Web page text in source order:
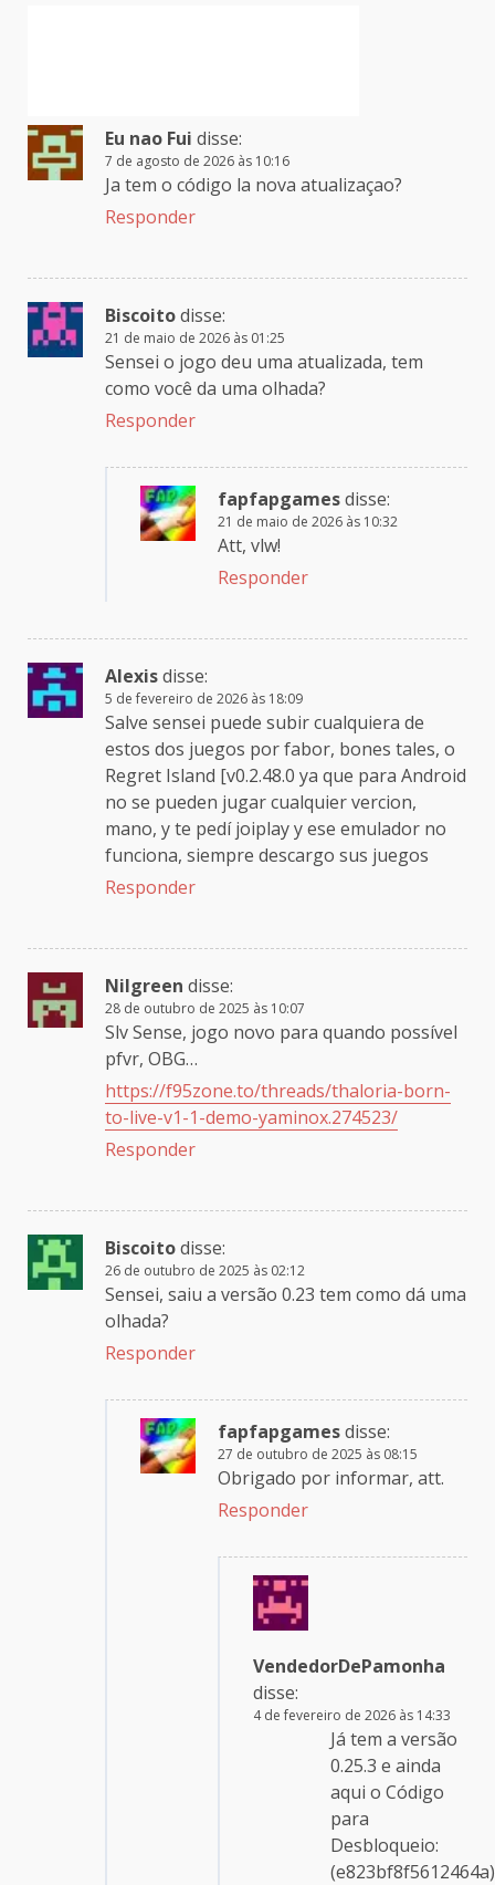
Eu nao Fui disse:
7 de agosto de 2026 às 10:16
Ja tem o código la nova atualizaçao?
Responder
Biscoitodisse:
21 de maio de 2026 às 01:25
Sensei o jogo deu uma atualizada, tem
como você da uma olhada?
Responder
fapfapgamesdisse:
21 de maio de 2026 às 10:32
Att, vlw!
Responder
Alexisdisse:
5 de fevereiro de 2026 às 18:09
Salve sensei puede subir cualquiera de
estos dos juegos por fabor, bones tales, o
Regret Island [v0.2.48.0 ya que para Android
no se pueden jugar cualquier vercion,
mano, y te pedí joiplay y ese emulador no
funciona, siempre descargo sus juegos
Responder
Nilgreen disse:
28 de outubro de 2025 às 10:07
Slv Sense, jogo novo para quando possível
pfvr, OBG…
https://f95zone.to/threads/thaloria-born-
to-live-v1-1-demo-yaminox.274523/
Responder
Biscoitodisse:
26 de outubro de 2025 às 02:12
Sensei, saiu a versão 0.23 tem como dá uma
olhada?
Responder
fapfapgamesdisse:
27 de outubro de 2025 às 08:15
Obrigado por informar, att.
Responder
VendedorDePamonha
disse:
4 de fevereiro de 2026 às 14:33
Já tem a versão
0.25.3 e ainda
aqui o Código
para
Desbloqueio: